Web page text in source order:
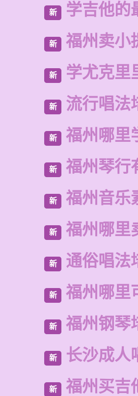
新 学吉他的
新 福州卖小
新 学尤克里
新 流行唱法
新 福州哪里
新 福州琴行
新 福州音乐
新 福州哪里
新 通俗唱法
新 福州哪里
新 福州钢琴
新 长沙成人
新 福州买吉